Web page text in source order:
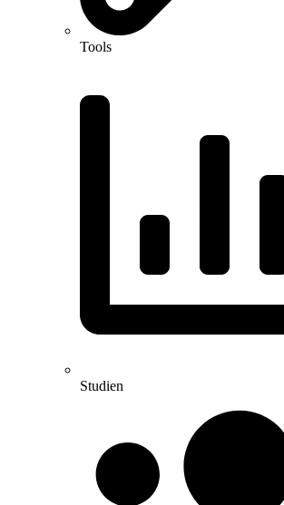
Tools
Studien